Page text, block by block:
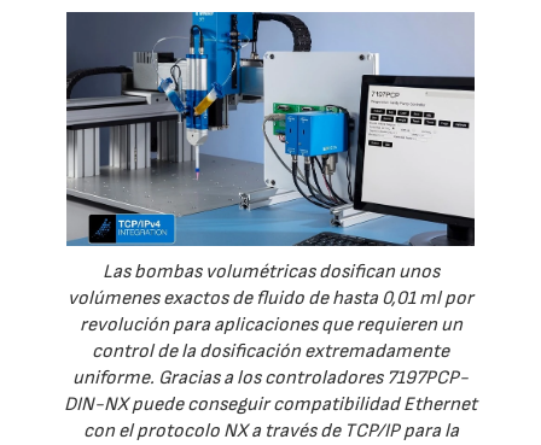
Las bombas volumétricas dosifican unos
volúmenes exactos de fluido de hasta 0,01 ml por
revolución para aplicaciones que requieren un
control de la dosificación extremadamente
uniforme. Gracias a los controladores 7197PCP-
DIN-NX puede conseguir compatibilidad Ethernet
con el protocolo NX a través de TCP/IP para la